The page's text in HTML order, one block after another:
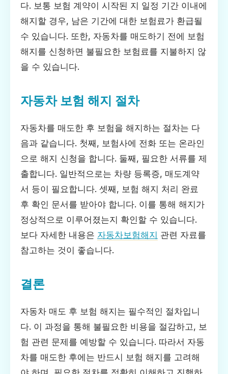
다. 보통 보험 계약이 시작된 지 일정 기간 이내에
해지할 경우, 남은 기간에 대한 보험료가 환급될
수 있습니다. 또한, 자동차를 매도하기 전에 보험
해지를 신청하면 불필요한 보험료를 지불하지 않
을 수 있습니다.
자동차 보험 해지 절차
자동차를 매도한 후 보험을 해지하는 절차는 다
음과 같습니다. 첫째, 보험사에 전화 또는 온라인
으로 해지 신청을 합니다. 둘째, 필요한 서류를 제
출합니다. 일반적으로는 차량 등록증, 매도계약
서 등이 필요합니다. 셋째, 보험 해지 처리 완료
후 확인 문서를 받아야 합니다. 이를 통해 해지가
정상적으로 이루어졌는지 확인할 수 있습니다.
보다 자세한 내용은 자동차보험해지 관련 자료를
참고하는 것이 좋습니다.
결론
자동차 매도 후 보험 해지는 필수적인 절차입니
다. 이 과정을 통해 불필요한 비용을 절감하고, 보
험 관련 문제를 예방할 수 있습니다. 따라서 자동
차를 매도한 후에는 반드시 보험 해지를 고려해